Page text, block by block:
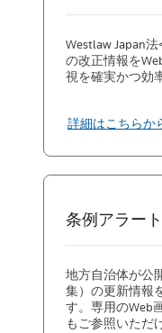
Westlaw Japan
の改正情報を
視を確実かつ効
詳細はこちらか
条例アラート
地方自治体が公
集）の更新情報
す。専用のWeb
もご参照いただ